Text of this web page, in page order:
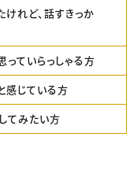
れど、話すきっか
ていらっしゃる方
感じている方
てみたい方